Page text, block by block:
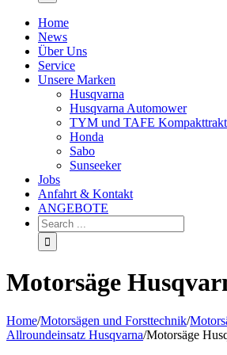
Home
News
Über Uns
Service
Unsere Marken
Husqvarna
Husqvarna Automower
TYM und TAFE
Honda
Sabo
Sunseeker
Jobs
Anfahrt & Kontakt
ANGEBOTE
Motorsäge
Home/Motorsägen und Forsttechnik/
Allroundeinsatz Husqvarna/Motorsäge